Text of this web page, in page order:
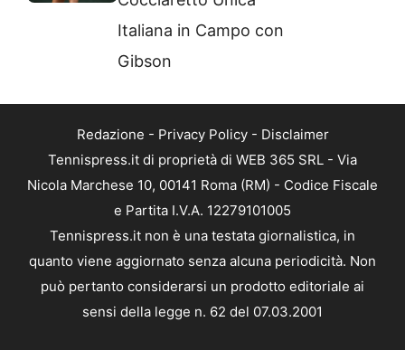
Italiana in Campo con
Gibson
Redazione - Privacy Policy- Disclaimer
Tennispress.it di proprietà di WEB 365 SRL - Via
Nicola Marchese 10, 00141 Roma (RM) - Codice Fiscale
e Partita I.V.A. 12279101005
Tennispress.it non è una testata giornalistica, in
quanto viene aggiornato senza alcuna periodicità. Non
può pertanto considerarsi un prodotto editoriale ai
sensi della legge n. 62 del 07.03.2001